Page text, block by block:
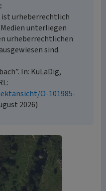
urheberrechtlich
unterliegen
urheberrechtlichen
sind.
In: KuLaDig,
O-101985-
2026)